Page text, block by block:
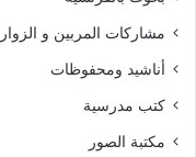
مشاركات المربين و الزوار
أناشيد ومحفوظات
كتب مدرسية
مكتبة الصور